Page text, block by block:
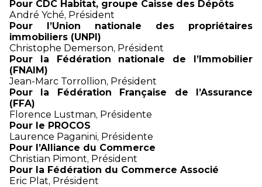
Pour CDC Habitat, groupe Caisse des Dépôts
André Yché, Président
Pour l’Union nationale des propriétaires
immobiliers (UNPI)
Christophe Demerson, Président
Pour la Fédération nationale de l’Immobilier
(FNAIM)
Jean-Marc Torrollion, Président
Pour la Fédération Française de l’Assurance
(FFA)
Florence Lustman, Présidente
Pour le PROCOS
Laurence Paganini, Présidente
Pour l’Alliance du Commerce
Christian Pimont, Président
Pour la Fédération du Commerce Associé
Eric Plat, Président